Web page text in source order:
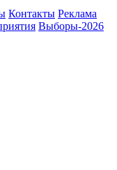
Контакты Реклама
Выборы-2026